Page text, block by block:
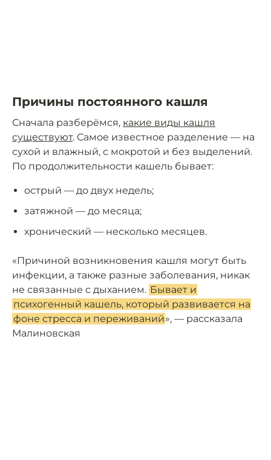
Причины постоянного кашля
Сначала разберёмся, какие виды кашля
существуют. Самое известное разделение — на
сухой и влажный, с мокротой и без выделений.
По продолжительности кашель бывает:
острый — до двух недель;
затяжной — до месяца;
хронический — несколько месяцев.
«Причиной возникновения кашля могут быть
инфекции, а также разные заболевания, никак
не связанные с дыханием. Бывает и
психогенный кашель, который развивается на
фоне стресса и переживаний», — рассказала
Малиновская